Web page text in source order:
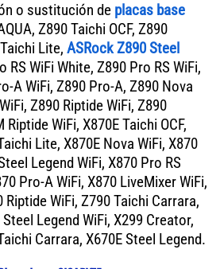
o sustitución de placas base
Z890 Taichi OCF, Z890
Lite, ASRock Z890 Steel
RS WiFi White, Z890 Pro RS WiFi,
A WiFi, Z890 Pro-A, Z890 Nova
Z890 Riptide WiFi, Z890
WiFi, X870E Taichi OCF,
Lite, X870E Nova WiFi, X870
Legend WiFi, X870 Pro RS
Pro-A WiFi, X870 LiveMixer WiFi,
Riptide WiFi, Z790 Taichi Carrara,
Legend WiFi, X299 Creator,
Carrara, X670E Steel Legend.